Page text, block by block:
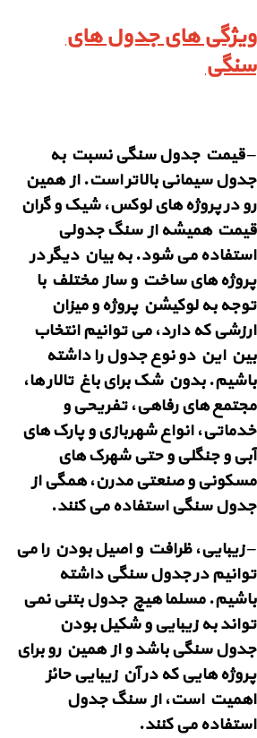
ویژگی های جدول های
سنگی
–قیمت جدول سنگینسبت به
جدول سیمانی بالاتر است. از همین
رو در پروژه های لوکس، شیک و گران
قیمت همیشه از سنگ جدولی
استفاده می شود. به بیان دیگر در
پروژه های ساخت و ساز مختلف با
توجه به لوکیشن پروژه و میزان
ارزشی که دارد، می توانیم انتخاب
بین این دو نوع جدول را داشته
باشیم. بدون شک برای باغ تالار ها،
مجتمع های رفاهی، تفریحی و
خدماتی، انواع شهربازی و پارک های
آبی و جنگلی و حتی شهرک های
مسکونی و صنعتی مدرن، همگی از
جدول سنگی استفاده می کنند.
– زیبایی، ظرافت و اصیل بودن را می
توانیم در جدول سنگی داشته
باشیم. مسلما هیچ جدول بتنی نمی
تواند به زیبایی و شکیل بودن
جدول سنگی باشد و از همین رو برای
پروژه هایی که در آن زیبایی حائز
اهمیت است، از سنگ جدول
استفاده می کنند.